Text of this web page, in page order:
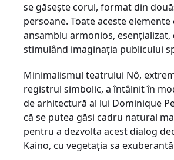
se găseşte corul, format din
persoane. Toate aceste elemente
ansamblu armonios, esenţializat,
stimulând imaginaţia publicului
Minimalismul teatrului Nô,
registrul simbolic, a întâlnit în
de arhitectură al lui Dominique
că se putea găsi cadru natural
pentru a dezvolta acest dialog
Kaino, cu vegetaţia sa